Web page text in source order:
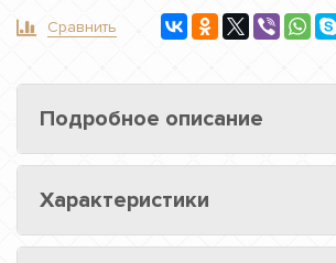
Сравнить
Подробное описание
Характеристики